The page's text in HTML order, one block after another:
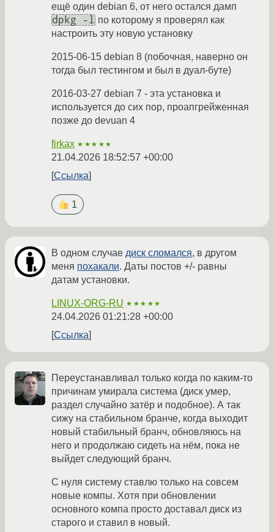
ещё один debian 6, от него остался дамп
dpkg -l по которому я проверял как
настроить эту новую установку
2015-06-15 debian 8 (побочная, наверно он
тогда был тестингом и был в дуал-буте)
2016-03-27 debian 7 - эта установка и
используется до сих пор, проапгрейженная
позже до devuan 4
firkax ★★★★★
21.04.2026 18:52:57 +00:00
Ссылка
1
В одном случае диск сломался, в другом
меня похакали. Даты постов +/- равны
датам установки.
LINUX-ORG-RU ★★★★★
24.04.2026 01:21:28 +00:00
Ссылка
Переустанавливал только когда по каким-то
причинам умирала система (диск умер,
раздел случайно затёр и подобное). А так
сижу на стабильном бранче, когда выходит
новый стабильный бранч, обновляюсь на
него и продолжаю сидеть на нём, пока не
выйдет следующий бранч.
С нуля систему ставлю только на совсем
новые компы. Хотя при обновлении
основного компа просто доставал диск из
старого и ставил в новый.